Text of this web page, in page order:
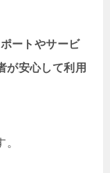
ートやサービ
が安心して利用